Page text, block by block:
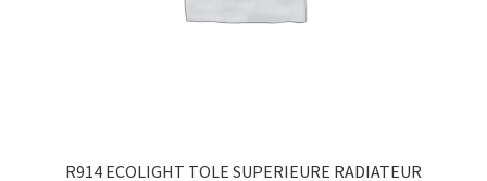
R914 ECOLIGHT TOLE SUPERIEURE RADIATEUR